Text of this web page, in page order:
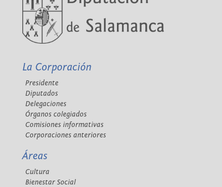
La Corporación
Presidente
Diputados
Delegaciones
Órganos colegiados
Comisiones informativas
Corporaciones anteriores
Áreas
Cultura
Bienestar Social